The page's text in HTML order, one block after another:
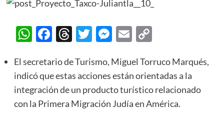
WhatsApp
Facebook
Threads
Twitter
Messenger
EmailCopy
El secretario de Turismo, Miguel Torruco Marqués,
indicó que estas acciones están orientadas a la
integración de un producto turístico relacionado
con la Primera Migración Judía en América.